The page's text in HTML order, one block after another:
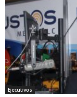
Ejecutivos